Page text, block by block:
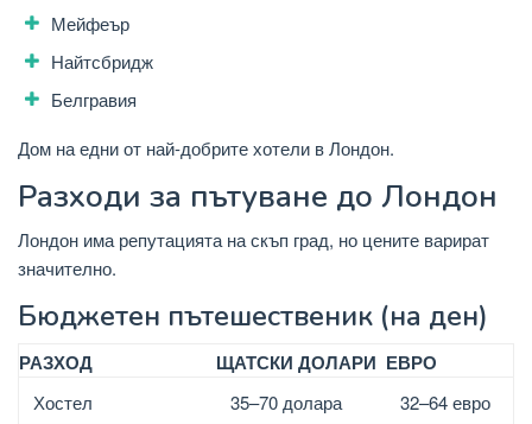
Мейфеър
Найтсбридж
Белгравия
Дом на едни от най-добрите хотели в Лондон.
Разходи за пътуване до Лондон
Лондон има репутацията на скъп град, но цените варират
значително.
Бюджетен пътешественик (на ден)
РАЗХОД ЩАТСКИ ДОЛАРИ ЕВРО
Хостел 35–70 долара
32–64 евро